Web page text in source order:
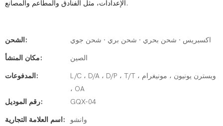
الإعدادات، مثل الفنادق والمطاعم والمصانع.
الشحن: اكسبريس · شحن بحري · شحن بري · شحن جوي
مكان المنشأ: الصين
المدفوعات:
L/C ، D/A ، D/P ، T/T ، ويسترن يونيون ، مونيغرام
، OA
رقم الموديل:
GQX-04
اسم العلامة التجارية: وانشو